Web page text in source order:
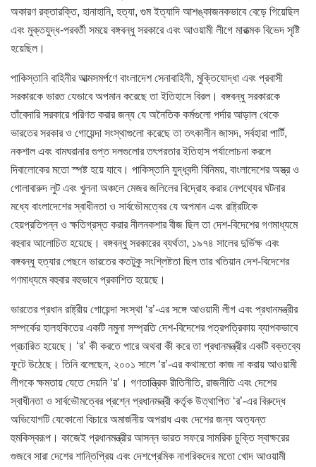
অকারণ রক্তারক্তি, হানাহানি, হত্যা, গুম ইত্যাদি আশঙ্কাজনকভাবে বেড়ে গিয়েছিল
এবং মুক্তযুদ্ধ-পরবর্তী সময়ে বঙ্গবন্ধু সরকারে এবং আওয়ামী লীগে মারাত্মক বিভেদ সৃষ্টি
হয়েছিল।
পাকিস্তানি বাহিনীর আত্মসমর্পণে বাংলাদেশ সেনাবাহিনী, মুক্তিযোদ্ধা এবং প্রবাসী
সরকারকে ভারত যেভাবে অপমান করেছে তা ইতিহাসে বিরল। বঙ্গবন্ধু সরকারকে
তাঁবেদারি সরকারে পরিণত করার জন্য যে অনৈতিক কর্মগুলো পর্দার আড়াল থেকে
ভারতের সরকার ও গোয়েন্দা সংস্থাগুলো করেছে তা তৎকালীন জাসদ, সর্বহারা পার্টি,
নকশাল এবং বামঘরানার গুপ্ত দলগুলোর তৎপরতার ইতিহাস পর্যালোচনা করলে
দিবালোকের মতো স্পষ্ট হয়ে যাবে। পাকিস্তানি যুদ্ধবন্দী বিনিময়, বাংলাদেশের অস্ত্র ও
গোলাবারুদ লুট এবং খুলনা অঞ্চলে মেজর জলিলের বিদ্রোহ করার নেপথ্যের ঘটনার
মধ্যে বাংলাদেশের স্বাধীনতা ও সার্বভৌমত্বের যে অপমান এবং রাষ্ট্রটিকে
হেয়প্রতিপন্ন ও ক্ষতিগ্রস্ত করার নীলনকশার বীজ ছিল তা দেশ-বিদেশের গণমাধ্যমে
বহুবার আলোচিত হয়েছে। বঙ্গবন্ধু সরকারের ব্যর্থতা, ১৯৭৪ সালের দুর্ভিক্ষ এবং
বঙ্গবন্ধু হত্যার পেছনে ভারতের কতটুকু সংশ্লিষ্টতা ছিল তার খতিয়ান দেশ-বিদেশের
গণমাধ্যমে বহুবার বহুভাবে প্রকাশিত হয়েছে।
ভারতের প্রধান রাষ্ট্রীয় গোয়েন্দা সংস্থা ‘র’-এর সঙ্গে আওয়ামী লীগ এবং প্রধানমন্ত্রীর
সম্পর্কের হালহকিতের একটি নমুনা সম্প্রতি দেশ-বিদেশের পত্রপত্রিকায় ব্যাপকভাবে
প্রচারিত হয়েছে। ‘র’ কী করতে পারে অথবা কী করে তা প্রধানমন্ত্রীর একটি বক্তব্যে
ফুটে উঠেছে। তিনি বলেছেন, ২০০১ সালে ‘র’-এর কথামতো কাজ না করায় আওয়ামী
লীগকে ক্ষমতায় যেতে দেয়নি ‘র’। গণতান্ত্রিক রীতিনীতি, রাজনীতি এবং দেশের
স্বাধীনতা ও সার্বভৌমত্বের প্রশ্নে প্রধানমন্ত্রী কর্তৃক উত্থাপিত ‘র’-এর বিরুদ্ধে
অভিযোগটি যেকোনো বিচারে অমার্জনীয় অপরাধ এবং দেশের জন্য অত্যন্ত
হুমকিস্বরূপ। কাজেই প্রধানমন্ত্রীর আসন্ন ভারত সফরে সামরিক চুক্তি স্বাক্ষরের
গুজবে সারা দেশের শান্তিপ্রিয় এবং দেশপ্রেমিক নাগরিকদের মতো খোদ আওয়ামী